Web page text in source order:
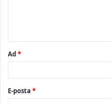
Ad*
E-posta *